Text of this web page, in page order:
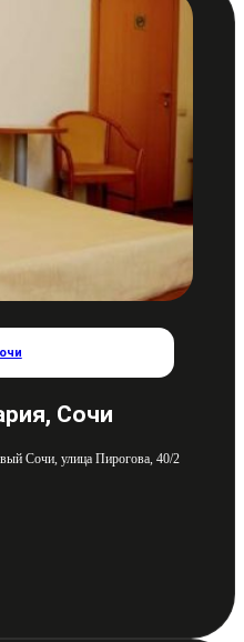
Сочи
Сочи, улица Пирогова, 40/2